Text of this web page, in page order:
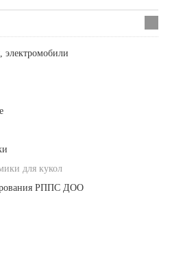
электромобили
для кукол
РППС ДОО